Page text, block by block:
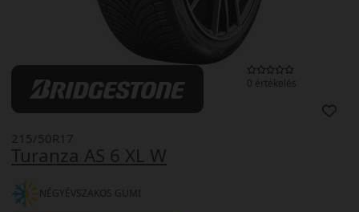
0 értékelés
Turanza AS 6 XL W
215/50R17
NÉGYÉVSZAKOS GUMI